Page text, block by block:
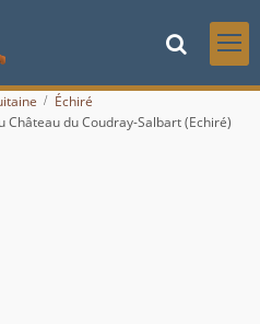
Échiré
Château du Coudray-Salbart (Echiré)